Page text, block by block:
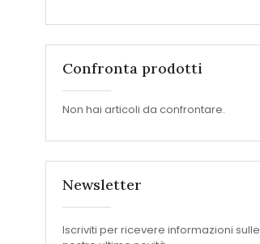
Confronta prodotti
Non hai articoli da confrontare.
Newsletter
Iscriviti per ricevere informazioni sulle